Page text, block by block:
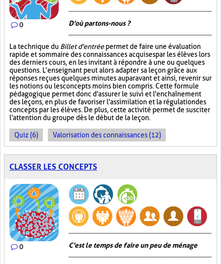
0 D'où partons-nous ?
La technique du Billet d'entréepermet de faire une évaluation
rapide et sommaire des connaissances acquises par les élèves lors
des derniers cours, en les invitant à répondre à une ou quelques
questions. L’enseignant peut alors adapter sa leçon grâce aux
réponses reçues quelques minutes auparavant et ainsi, revenir sur
les notions ou les concepts moins bien compris. Cette formule
pédagogique permet donc d'assurer le suivi et l'enchaînement
des leçons, en plus de favoriser l'assimilation et la régulation des
concepts par les élèves. De plus, cette activité permet de susciter
l'attention du groupe dès le début de la leçon.
Quiz (6) Valorisation des connaissances (12)
CLASSER LES CONCEPTS
0 C'est le temps de faire un peu de ménage